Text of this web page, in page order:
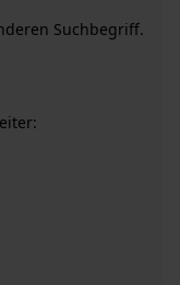
Suchbegriff.